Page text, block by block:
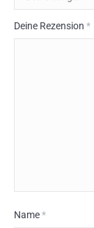
Deine Rezension *
Name*